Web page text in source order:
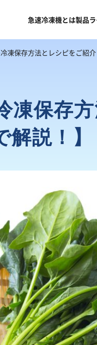
急速冷凍機とは製品
凍保存方法とレシピをご紹介
凍保存
説！】